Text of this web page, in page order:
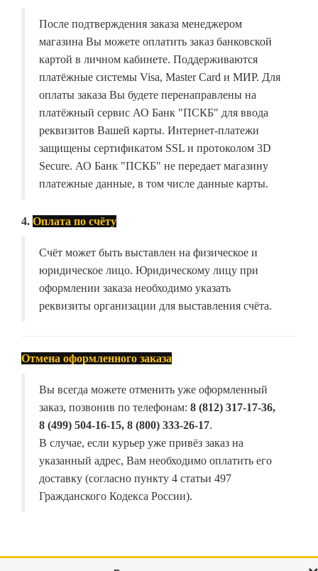
После подтверждения заказа менеджером
магазина Вы можете оплатить заказ банковской
картой в личном кабинете. Поддерживаются
платёжные системы Visa, Master Card и МИР. Для
оплаты заказа Вы будете перенаправлены на
платёжный сервис АО Банк "ПСКБ" для ввода
реквизитов Вашей карты. Интернет-платежи
защищены сертификатом SSL и протоколом 3D
Secure. АО Банк "ПСКБ" не передает магазину
платежные данные, в том числе данные карты.
4. Оплата по счёту
Счёт может быть выставлен на физическое и
юридическое лицо. Юридическому лицу при
оформлении заказа необходимо указать
реквизиты организации для выставления счёта.
Отмена оформленного заказа
Вы всегда можете отменить уже оформленный
заказ, позвонив по телефонам: 8 (812) 317-17-36,
8 (499) 504-16-15, 8 (800) 333-26-17.
В случае, если курьер уже привёз заказ на
указанный адрес, Вам необходимо оплатить его
доставку (согласно пункту 4 статьи 497
Гражданского Кодекса России).